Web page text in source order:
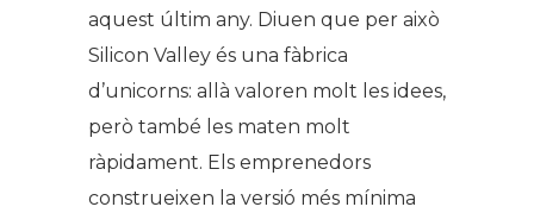
aquest últim any. Diuen que per això
Silicon Valley és una fàbrica
d’unicorns: allà valoren molt les idees,
però també les maten molt
ràpidament. Els emprenedors
construeixen la versió més mínima